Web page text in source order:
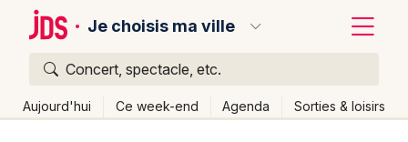
Je choisis ma ville
Concert, spectacle, etc.
Aujourd'hui Ce week-end Agenda Sorties & loisirs
Quoi ?